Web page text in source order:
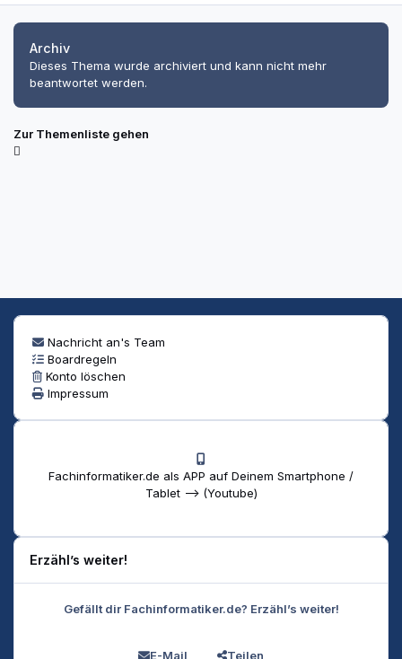
Archiv
Dieses Thema wurde archiviert und kann nicht mehr
beantwortet werden.
Zur Themenliste gehen
Nachricht an's Team
Boardregeln
Konto löschen
Impressum
Fachinformatiker.de als APP auf Deinem Smartphone /
Tablet --> (Youtube)
Erzähl’s weiter!
Gefällt dir Fachinformatiker.de? Erzähl’s weiter!
E-Mail Teilen